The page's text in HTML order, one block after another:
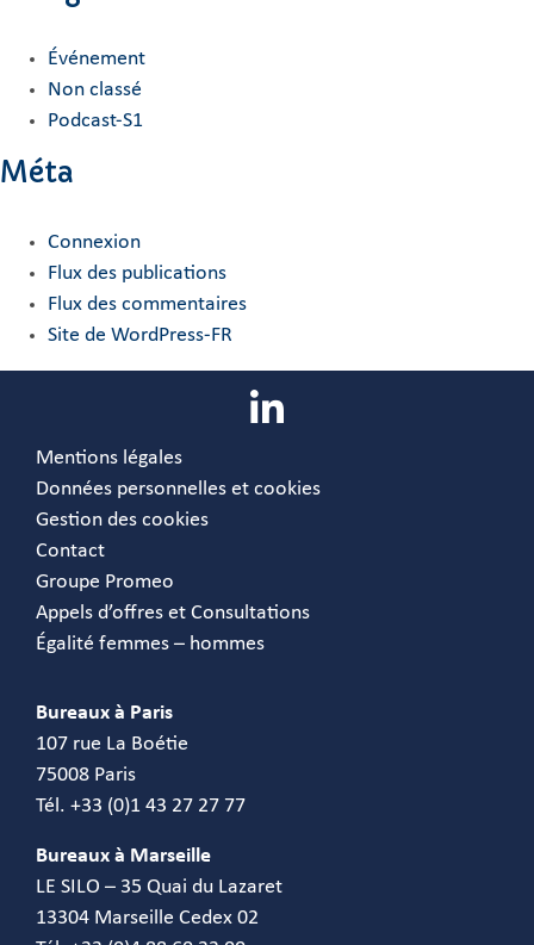
Événement
Non classé
Podcast-S1
Méta
Connexion
Flux des publications
Flux des commentaires
Site de WordPress-FR
Mentions légales
Données personnelles et cookies
Gestion des cookies
Contact
Groupe Promeo
Appels d’offres et Consultations
Égalité femmes – hommes
Bureaux à Paris
107 rue La Boétie
75008 Paris
Tél. +33 (0)1 43 27 27 77
Bureaux à Marseille
LE SILO – 35 Quai du Lazaret
13304 Marseille Cedex 02